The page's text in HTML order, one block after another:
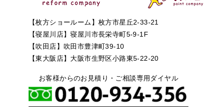
【枚方ショールーム】枚方市星丘2-33-21
【寝屋川店】寝屋川市長栄寺町5-9-1F
【吹田店】吹田市豊津町39-10
【東大阪店】大阪市生野区小路東5-22-20
お客様からのお見積り・ご相談専用ダイヤル